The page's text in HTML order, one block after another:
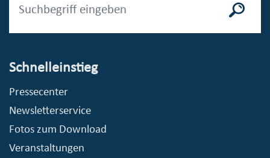
Schnelleinstieg
Pressecenter
Newsletterservice
Fotos zum Download
Veranstaltungen